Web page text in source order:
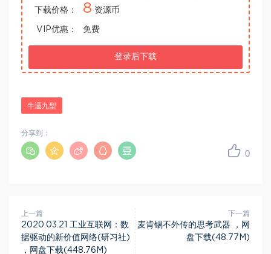
下载价格： 8 资源币
VIP优惠： 免费
登录后下载
牛逼九型
0
分享到：
上一篇
2020.03.21 工业互联网：数
据驱动的新价值网络(研习社)
，网盘下载(448.76M)
下一篇
麦肯锡不外传的思考武器 ，网
盘下载(48.77M)